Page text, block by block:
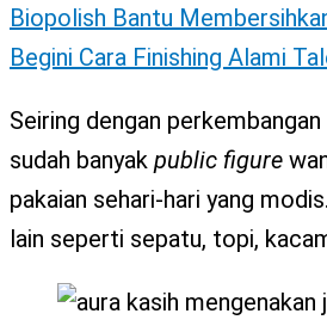
Biopolish Bantu
Begini Cara Finishing Alami
Seiring dengan perkembangan
sudah banyak public figure
pakaian sehari-hari yang
lain seperti sepatu, topi,